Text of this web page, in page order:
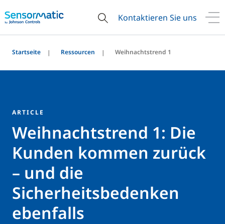
Kontaktieren Sie uns
Startseite Ressourcen Weihnachtstrend 1
ARTICLE
Weihnachtstrend 1: Die
Kunden kommen zurück
– und die
Sicherheitsbedenken
ebenfalls